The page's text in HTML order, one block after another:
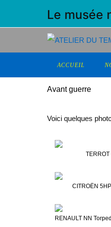
Le musée
ACCUEIL
Avant guerre
Voici quelques
CITROËN
RENAULT NN